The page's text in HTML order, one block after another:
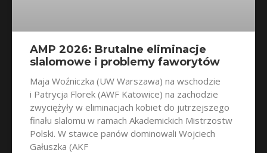
AMP 2026: Brutalne eliminacje
slalomowe i problemy faworytów
Maja Woźniczka (UW Warszawa) na wschodzie
i Patrycja Florek (AWF Katowice) na zachodzie
zwyciężyły w eliminacjach kobiet do jutrzejszego
finału slalomu w ramach Akademickich Mistrzostw
Polski. W stawce panów dominowali Wojciech
Gałuszka (AKF